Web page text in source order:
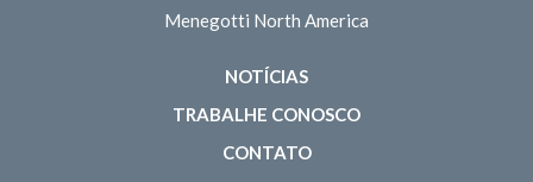
Menegotti North America
NOTÍCIAS
TRABALHE CONOSCO
CONTATO